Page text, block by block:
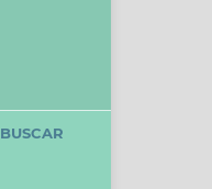
BUSCAR